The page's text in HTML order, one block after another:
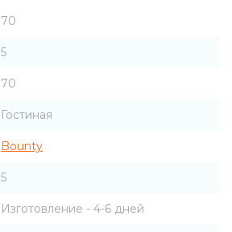
70
5
70
Гостиная
Bounty
5
Изготовление - 4-6 дней